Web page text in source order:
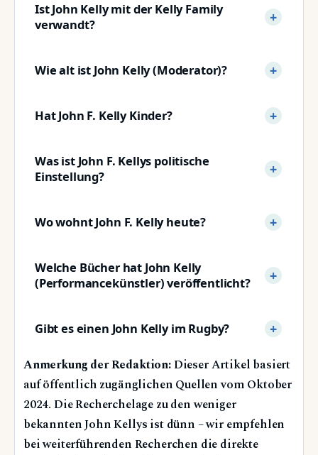
Ist John Kelly mit der Kelly Family
verwandt?
Wie alt ist John Kelly (Moderator)?
Hat John F. Kelly Kinder?
Was ist John F. Kellys politische
Einstellung?
Wo wohnt John F. Kelly heute?
Welche Bücher hat John Kelly
(Performancekünstler) veröffentlicht?
Gibt es einen John Kelly im Rugby?
Anmerkung der Redaktion:Dieser Artikel basiert
auf öffentlich zugänglichen Quellen vom Oktober
2024. Die Recherchelage zu den weniger
bekannten John Kellys ist dünn – wir empfehlen
bei weiterführenden Recherchen die direkte